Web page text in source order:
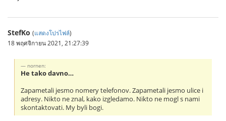
StefKo (แสดงโปรไฟล์)
18 พฤศจิกายน 2021, 21:27:39
nornen:
He tako davno…
Zapametali jesmo nomery telefonov. Zapametali jesmo ulice i
adresy. Nikto ne znal, kako izgledamo. Nikto ne mogl s nami
skontaktovati. My byli bogi.